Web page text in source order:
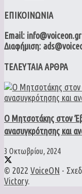
ΕΠΙΚΟΙΝΩΝΙΑ
Email: info@voiceon.gr
Διαφήμιση:
ΤΕΛΕΥΤΑΙΑ ΑΡΘΡΑ
Ο Μητσοτάκης στον
ανασυγκρότησης και
3 Οκτωβρίου, 2024
© 2022 VoiceON -
Victory.